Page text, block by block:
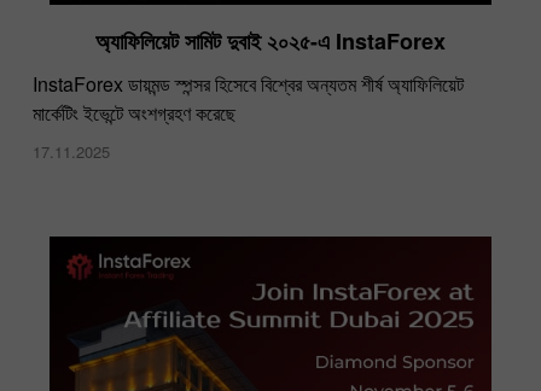
অ্যাফিলিয়েট সামিট দুবাই ২০২৫-এ InstaForex
InstaForex​ ডায়মন্ড স্পন্সর হিসেবে বিশ্বের অন্যতম শীর্ষ অ্যাফিলিয়েট
মার্কেটিং ইভেন্টে অংশগ্রহণ করেছে
17.11.2025